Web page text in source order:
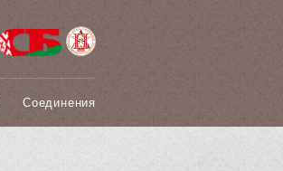
Соединения